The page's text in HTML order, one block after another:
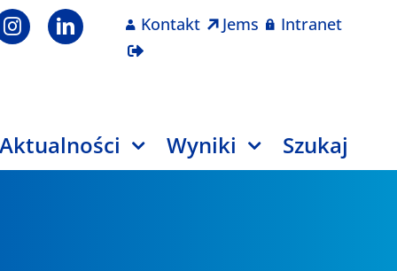
Kontakt Jems Intranet
Aktualności Wyniki Szukaj